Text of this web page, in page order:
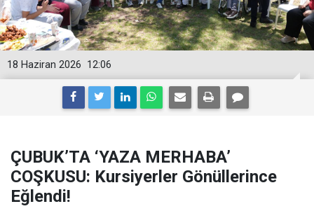
12:06
18 Haziran 2026
ÇUBUK’TA ‘YAZA MERHABA’
COŞKUSU: Kursiyerler Gönüllerince
Eğlendi!